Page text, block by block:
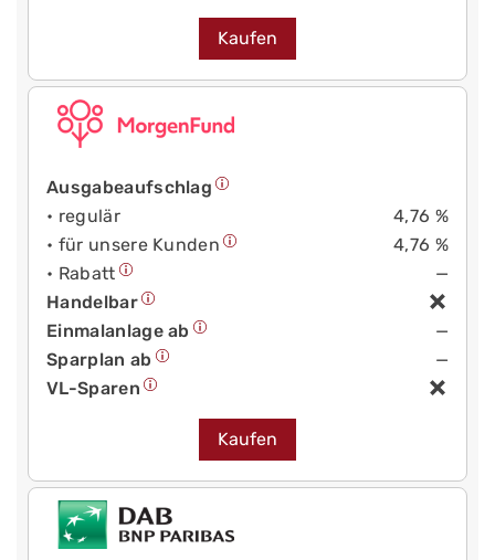
Kaufen
Ausgabeaufschlag
• regulär
4,76 %
• für unsere Kunden
4,76 %
• Rabatt
—
Handelbar
Einmalanlage ab
—
Sparplan ab
—
VL-Sparen
Kaufen